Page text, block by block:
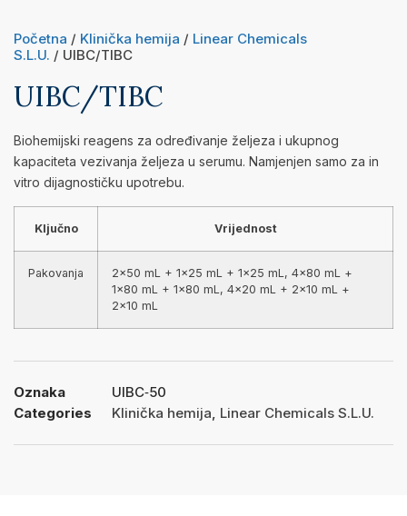
Početna / Klinička hemija / Linear Chemicals
S.L.U. / UIBC/TIBC
UIBC/TIBC
Biohemijski reagens za određivanje željeza i ukupnog
kapaciteta vezivanja željeza u serumu. Namjenjen samo za in
vitro dijagnostičku upotrebu.
Ključno Vrijednost
Pakovanja
2×50 mL + 1×25 mL + 1×25 mL, 4×80 mL +
1×80 mL + 1×80 mL, 4×20 mL + 2×10 mL +
2×10 mL
Oznaka
UIBC‑50
Categories
Klinička hemija, Linear Chemicals S.L.U.